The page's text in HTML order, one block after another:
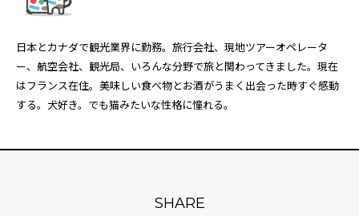
日本とカナダで観光業界に勤務。旅行会社、現地ツアーオペレータ
ー、航空会社、観光局、いろんな分野で旅と関わってきました。現在
はフランス在住。美味しい食べ物とお酒がうまく出会った時すぐ感動
する。犬好き。でも猫みたいな性格に憧れる。
SHARE